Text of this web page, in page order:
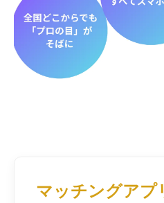
マッチングアプ